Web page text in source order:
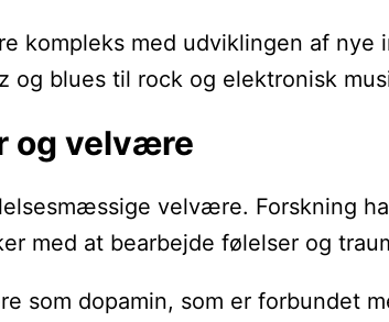
kompleks med udviklingen af
og blues til rock og elektronisk
og velvære
velvære. Forskning
med at bearbejde følelser og
som dopamin, som er